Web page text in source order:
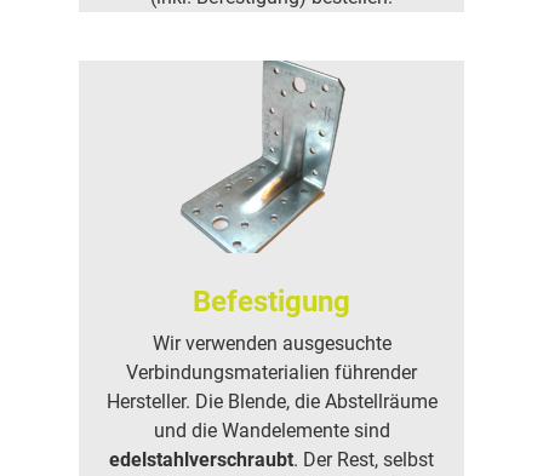
Befestigung
Wir verwenden ausgesuchte
Verbindungsmaterialien führender
Hersteller. Die Blende, die Abstellräume
und die Wandelemente sind
edelstahlverschraubt. Der Rest, selbst